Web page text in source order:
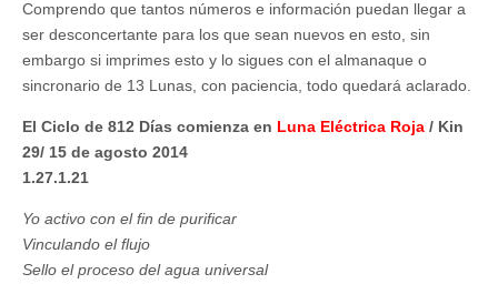
Comprendo que tantos números e información puedan llegar a
ser desconcertante para los que sean nuevos en esto, sin
embargo si imprimes esto y lo sigues con el almanaque o
sincronario de 13 Lunas, con paciencia, todo quedará aclarado.
El Ciclo de 812 Días comienza en Luna Eléctrica Roja / Kin
29/ 15 de agosto 2014
1.27.1.21
Yo activo con el fin de purificar
Vinculando el flujo
Sello el proceso del agua universal